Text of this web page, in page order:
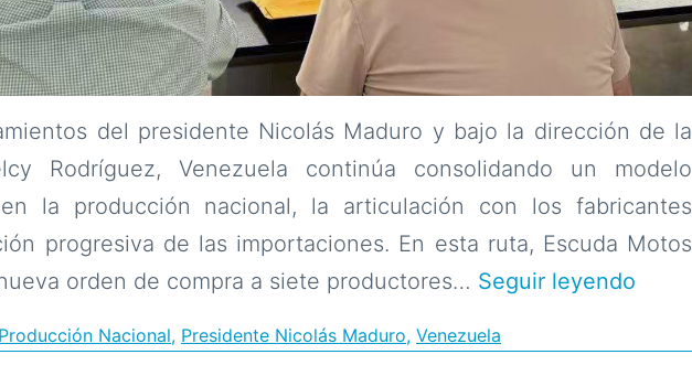
del presidente Nicolás Maduro y bajo la dirección de la
Rodríguez, Venezuela continúa consolidando un modelo
la producción nacional, la articulación con los fabricantes
progresiva de las importaciones. En esta ruta, Escuda Motos
orden de compra a siete productores… Seguir leyendoAlex
La
Nacional, Presidente Nicolás Maduro, Venezuela